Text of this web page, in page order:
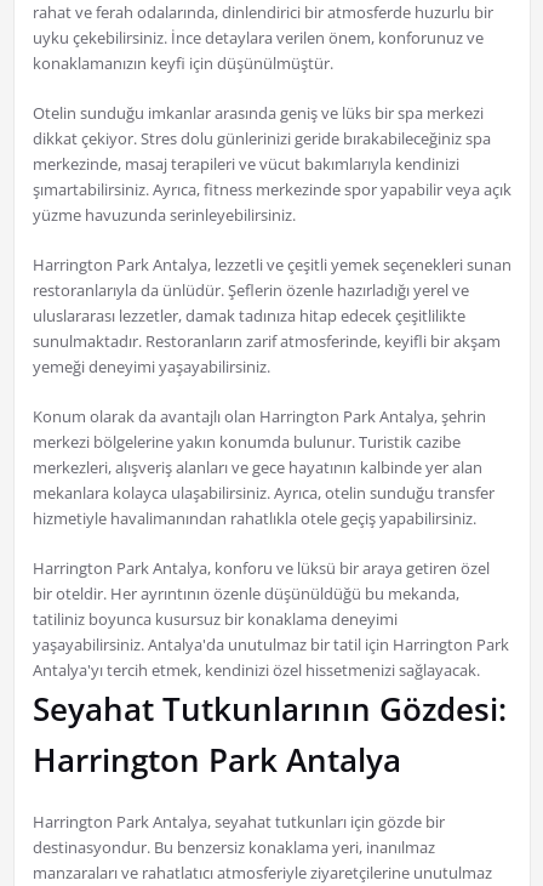
rahat ve ferah odalarında, dinlendirici bir atmosferde huzurlu bir
uyku çekebilirsiniz. İnce detaylara verilen önem, konforunuz ve
konaklamanızın keyfi için düşünülmüştür.
Otelin sunduğu imkanlar arasında geniş ve lüks bir spa merkezi
dikkat çekiyor. Stres dolu günlerinizi geride bırakabileceğiniz spa
merkezinde, masaj terapileri ve vücut bakımlarıyla kendinizi
şımartabilirsiniz. Ayrıca, fitness merkezinde spor yapabilir veya açık
yüzme havuzunda serinleyebilirsiniz.
Harrington Park Antalya, lezzetli ve çeşitli yemek seçenekleri sunan
restoranlarıyla da ünlüdür. Şeflerin özenle hazırladığı yerel ve
uluslararası lezzetler, damak tadınıza hitap edecek çeşitlilikte
sunulmaktadır. Restoranların zarif atmosferinde, keyifli bir akşam
yemeği deneyimi yaşayabilirsiniz.
Konum olarak da avantajlı olan Harrington Park Antalya, şehrin
merkezi bölgelerine yakın konumda bulunur. Turistik cazibe
merkezleri, alışveriş alanları ve gece hayatının kalbinde yer alan
mekanlara kolayca ulaşabilirsiniz. Ayrıca, otelin sunduğu transfer
hizmetiyle havalimanından rahatlıkla otele geçiş yapabilirsiniz.
Harrington Park Antalya, konforu ve lüksü bir araya getiren özel
bir oteldir. Her ayrıntının özenle düşünüldüğü bu mekanda,
tatiliniz boyunca kusursuz bir konaklama deneyimi
yaşayabilirsiniz. Antalya'da unutulmaz bir tatil için Harrington Park
Antalya'yı tercih etmek, kendinizi özel hissetmenizi sağlayacak.
Seyahat Tutkunlarının Gözdesi:
Harrington Park Antalya
Harrington Park Antalya, seyahat tutkunları için gözde bir
destinasyondur. Bu benzersiz konaklama yeri, inanılmaz
manzaraları ve rahatlatıcı atmosferiyle ziyaretçilerine unutulmaz